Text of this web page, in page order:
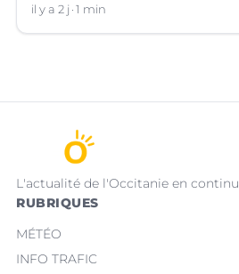
il y a 2 j 1 min
L'actualité de l'Occitanie en continu
RUBRIQUES
MÉTÉO
INFO TRAFIC